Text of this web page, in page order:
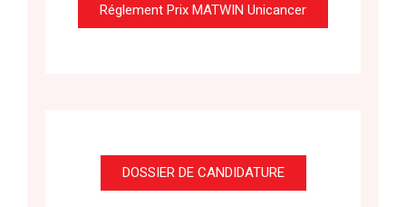
Réglement Prix MATWIN Unicancer
DOSSIER DE CANDIDATURE